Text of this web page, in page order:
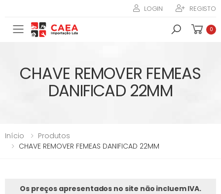
LOGIN REGISTO
Toggle mobile menu 0
CHAVE REMOVER FEMEAS
DANIFICAD 22MM
Início
Produtos
CHAVE REMOVER FEMEAS DANIFICAD 22MM
Os preços apresentados no site não incluem IVA.